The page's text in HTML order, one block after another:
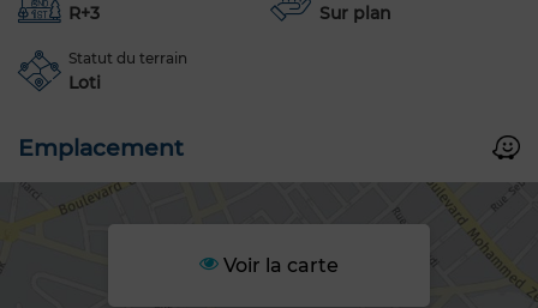
R+3 Sur plan
Statut du terrain
Loti
Emplacement
Voir la carte